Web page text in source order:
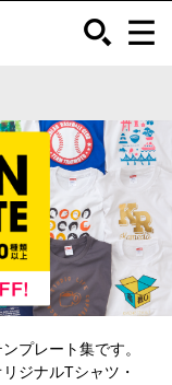
プレート集です。
ジナルTシャツ・